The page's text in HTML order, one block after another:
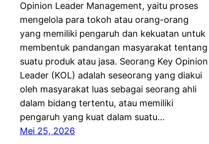
Opinion Leader Management, yaitu proses
mengelola para tokoh atau orang-orang
yang memiliki pengaruh dan kekuatan untuk
membentuk pandangan masyarakat tentang
suatu produk atau jasa. Seorang Key Opinion
Leader (KOL) adalah seseorang yang diakui
oleh masyarakat luas sebagai seorang ahli
dalam bidang tertentu, atau memiliki
pengaruh yang kuat dalam suatu…
Mei 25, 2026